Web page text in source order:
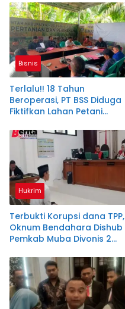
Terdakwa Dituntut 2,5
Tahun Penjara
Bisnis
Terlalu!! 18 Tahun
Beroperasi, PT BSS Diduga
Fiktifkan Lahan Petani
Hukrim
Terbukti Korupsi dana TPP,
Oknum Bendahara Dishub
Pemkab Muba Divonis 2